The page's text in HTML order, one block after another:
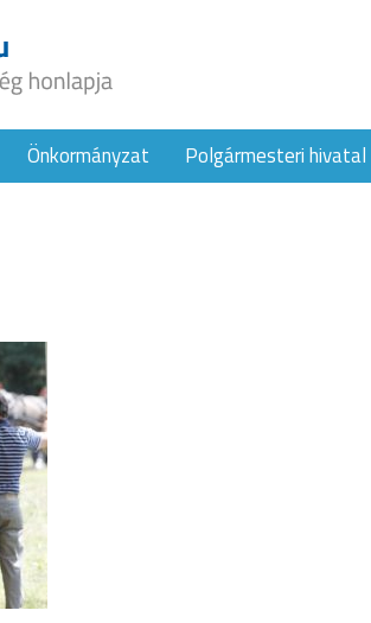
Önkormányzat Polgármesteri hivatal